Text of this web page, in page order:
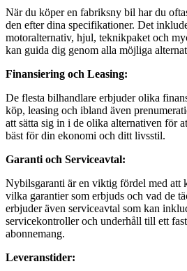
När du köper en fabriksny bil har du
den efter dina specifikationer. Det
motoralternativ, hjul, teknikpaket och
kan guida dig genom alla möjliga
Finansiering och Leasing:
De flesta bilhandlare erbjuder olika
köp, leasing och ibland även
att sätta sig in i de olika alternativen för
bäst för din ekonomi och ditt livsstil.
Garanti och Serviceavtal:
Nybilsgaranti är en viktig fördel med att
vilka garantier som erbjuds och vad de
erbjuder även serviceavtal som kan
servicekontroller och underhåll till ett
abonnemang.
Leveranstider: